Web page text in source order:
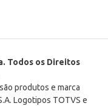
Todos os Direitos
produtos e marca
Logotipos TOTVS e